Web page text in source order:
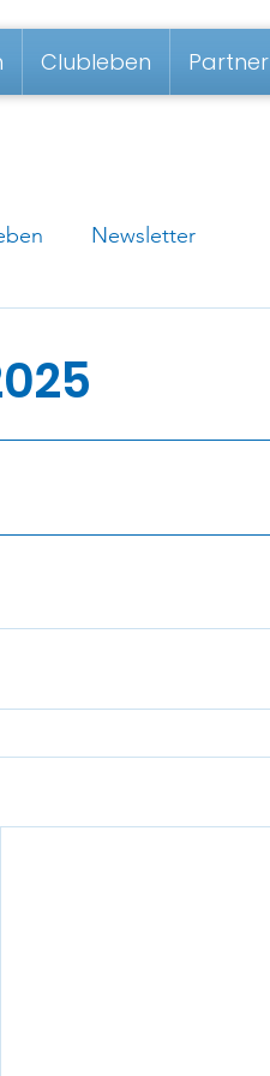
Clubleben Partner
Newsletter